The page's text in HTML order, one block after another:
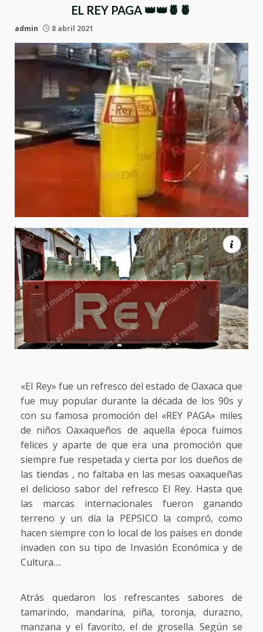
EL REY PAGA 👑👑🍍🍍
admin 8 abril 2021
«El Rey» fue un refresco del estado de Oaxaca que
fue muy popular durante la década de los 90s y
con su famosa promoción del «REY PAGA» miles
de niños Oaxaqueños de aquella época fuimos
felices y aparte de que era una promoción que
siempre fue respetada y cierta por los dueños de
las tiendas , no faltaba en las mesas oaxaqueñas
el delicioso sabor del refresco El Rey. Hasta que
las marcas internacionales fueron ganando
terreno y un día la PEPSICO la compró, como
hacen siempre con lo local de los países en donde
invaden con su tipo de Invasión Económica y de
Cultura….
Atrás quedaron los refrescantes sabores de
tamarindo, mandarina, piña, toronja, durazno,
manzana y el favorito, el de grosella. Según se